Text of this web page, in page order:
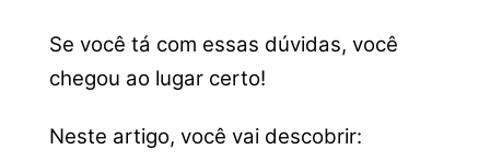
Se você tá com essas dúvidas, você
chegou ao lugar certo!
Neste artigo, você vai descobrir: